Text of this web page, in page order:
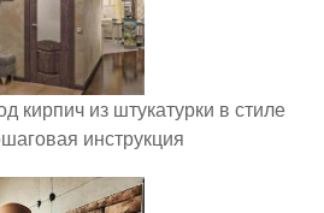
кирпич из штукатурки в стиле
инструкция